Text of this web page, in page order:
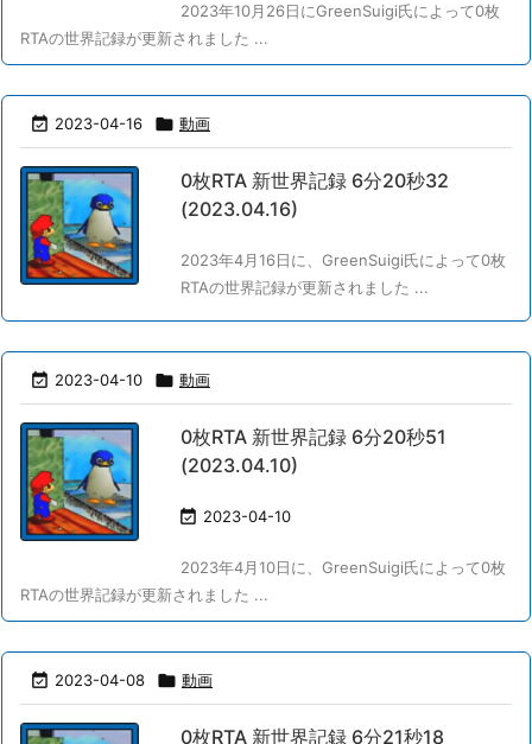
2023年10月26日にGreenSuigi氏によって0枚
RTAの世界記録が更新されました ...
 2023-04-16  動画
0枚RTA 新世界記録 6分20秒32
(2023.04.16)
2023年4月16日に、GreenSuigi氏によって0枚
RTAの世界記録が更新されました ...
 2023-04-10  動画
0枚RTA 新世界記録 6分20秒51
(2023.04.10)
 2023-04-10
2023年4月10日に、GreenSuigi氏によって0枚
RTAの世界記録が更新されました ...
 2023-04-08  動画
0枚RTA 新世界記録 6分21秒18